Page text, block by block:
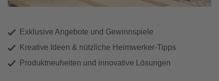
Exklusive Angebote und Gewinnspiele
Kreative Ideen & nützliche Heimwerker-Tipps
Produktneuheiten und innovative Lösungen